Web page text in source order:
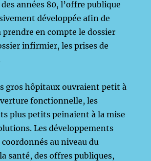
des années 80, l’offre publique
développée afin de
prendre en compte le dossier
infirmier, les prises de
gros hôpitaux ouvraient petit à
fonctionnelle, les
plus petits peinaient à la mise
Les développements
au niveau du
santé, des offres publiques,